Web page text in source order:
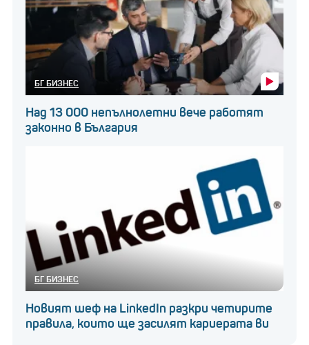
БГ БИЗНЕС
Над 13 000 непълнолетни вече работят
законно в България
БГ БИЗНЕС
Новият шеф на LinkedIn разкри четирите
правила, които ще засилят кариерата ви